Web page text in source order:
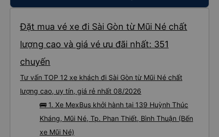
Đặt mua vé xe đi Sài Gòn từ Mũi Né chất
lượng cao và giá vé ưu đãi nhất: 351
chuyến
Tư vấn TOP 12 xe khách đi Sài Gòn từ Mũi Né chất
lượng cao, uy tín, giá rẻ nhất 08/2026
🚌 1. Xe MexBus khởi hành tại 139 Huỳnh Thúc
Kháng, Mũi Né, Tp. Phan Thiết, Bình Thuận (Bến
xe Mũi Né)